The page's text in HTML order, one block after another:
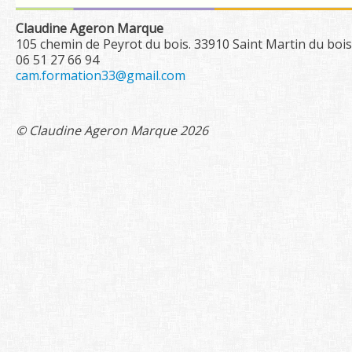
Contact
Claudine Ageron Marque
105 chemin de Peyrot du bois. 33910 Saint Martin du
06 51 27 66 94
cam.formation33@gmail.com
© Claudine Ageron Marque 2026